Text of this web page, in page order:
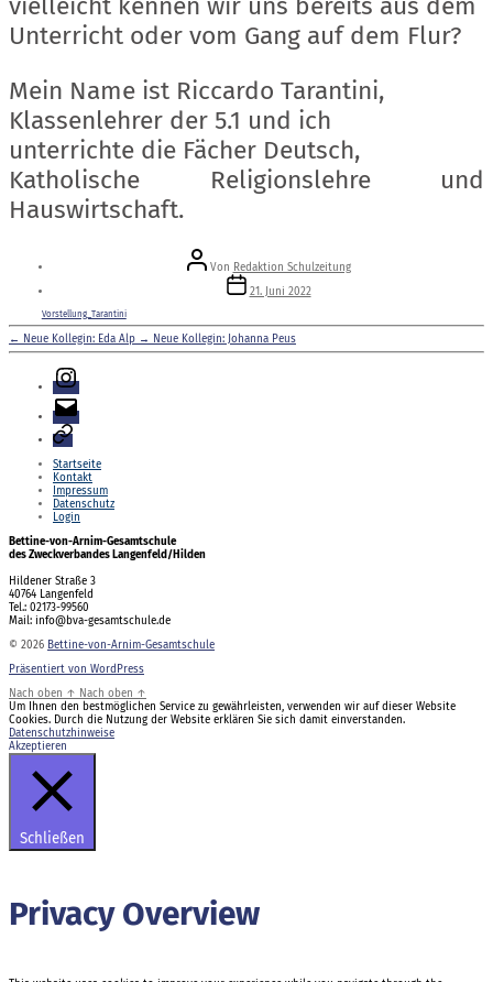
Unterricht oder vom Gang auf dem Flur?
Mein Name ist Riccardo Tarantini,
Klassenlehrer der 5.1 und ich
unterrichte die Fächer Deutsch,
Katholische Religionslehre und
Hauswirtschaft.
Beitragsautor
Von Redaktion Schulzeitung
Veröffentlichungsdatum
21. Juni 2022
Vorstellung_Tarantini
← Neue Kollegin: Eda Alp → Neue Kollegin: Johanna Peus
Instagram
E-
Mail
Login
Startseite
Kontakt
Impressum
Datenschutz
Login
Bettine-von-Arnim-Gesamtschule
des Zweckverbandes Langenfeld/Hilden
Hildener Straße 3
40764 Langenfeld
Tel.: 02173-99560
Mail: info@bva-gesamtschule.de
© 2026 Bettine-von-Arnim-Gesamtschule
Präsentiert von WordPress
Nach oben ↑ Nach oben ↑
Um Ihnen den bestmöglichen Service zu gewährleisten, verwenden wir auf dieser Website
Cookies. Durch die Nutzung der Website erklären Sie sich damit einverstanden.
Datenschutzhinweise
Akzeptieren
Schließen
Privacy Overview